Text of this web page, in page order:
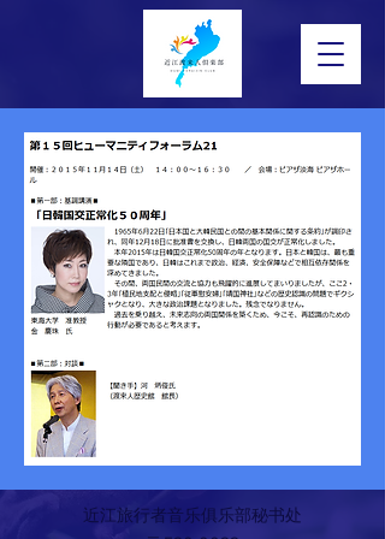
近江旅行者音乐俱乐部秘书处